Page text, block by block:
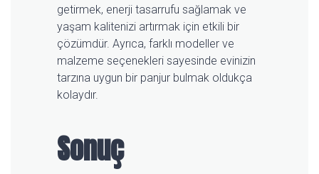
getirmek, enerji tasarrufu sağlamak ve
yaşam kalitenizi artırmak için etkili bir
çözümdür. Ayrıca, farklı modeller ve
malzeme seçenekleri sayesinde evinizin
tarzına uygun bir panjur bulmak oldukça
kolaydır.
Sonuç